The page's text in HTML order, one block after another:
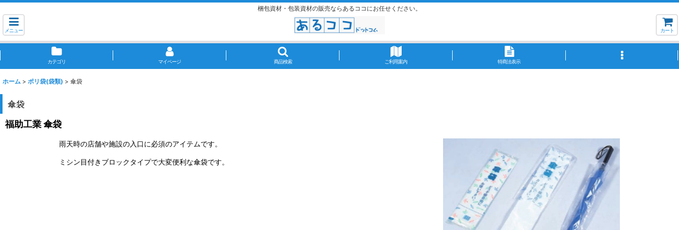
梱包資材・包装資材の販売ならあるココにお任せください。
メニュー カート
カテゴリ マイページ 商品検索 ご利用案内 特商法表示
ホーム > ポリ袋(袋類) > 傘袋
傘袋
福助工業 傘袋
雨天時の店舗や施設の入口に必須のアイテムです。
ミシン目付きブロックタイプで大変便利な傘袋です。